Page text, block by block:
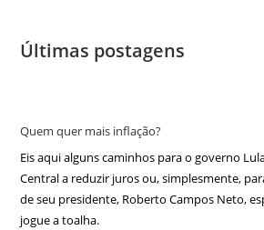
Últimas postagens
Quem quer mais inflação?
Eis aqui alguns caminhos para o governo
Central a reduzir juros ou, simplesmente,
de seu presidente, Roberto Campos Neto,
jogue a toalha.